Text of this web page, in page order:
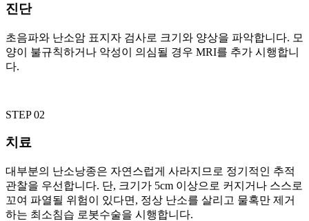
진단
초음파와 난소암 표지자 검사로 크기와 양상을 파악합니다. 모
양이 불규칙하거나 악성이 의심될 경우 MRI를 추가 시행합니
다.
STEP 02
치료
대부분의 난소낭종은 자연스럽게 사라지므로 정기적인 추적
관찰을 우선합니다. 단, 크기가 5cm 이상으로 커지거나 스스로
꼬여 파열될 위험이 있다면, 정상 난소를 살리고 물혹만 제거
하는 최소침습 로봇수술을 시행합니다.